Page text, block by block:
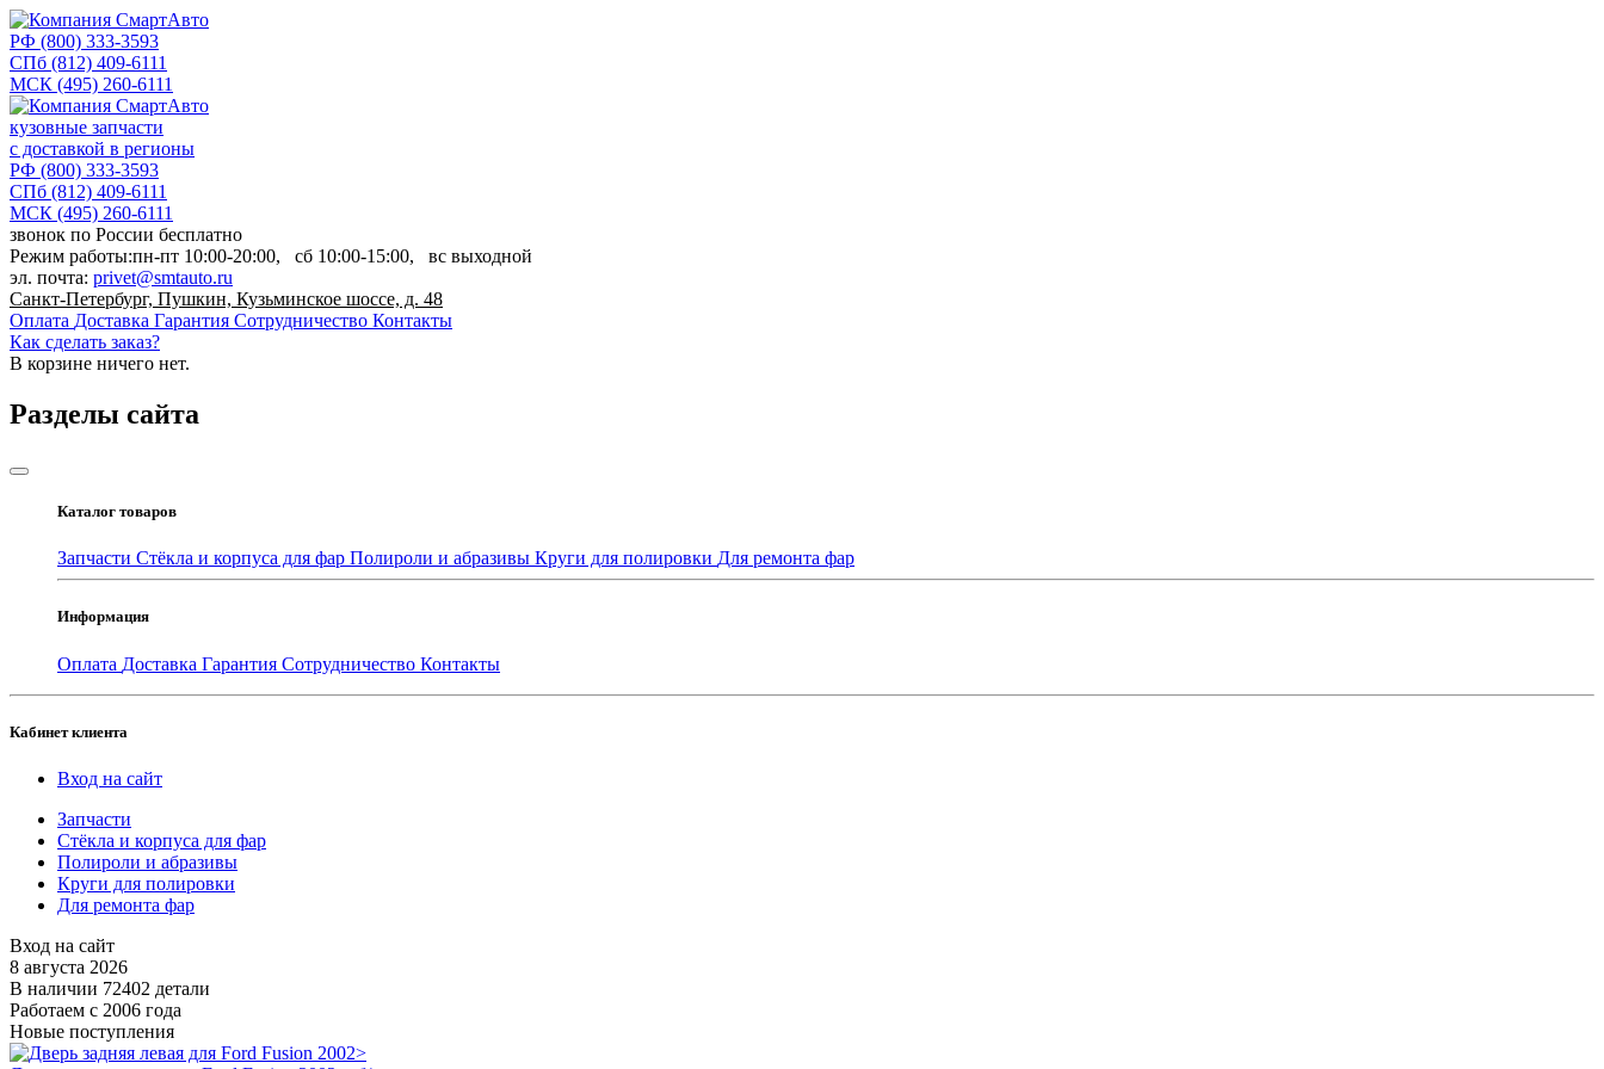
РФ (800) 333-3593
СПб (812) 409-6111
МСК (495) 260-6111
кузовные запчасти
с доставкой в регионы
РФ (800) 333-3593
СПб (812) 409-6111
МСК (495) 260-6111
звонок по России бесплатно
Режим работы:пн-пт 10:00-20:00, сб 10:00-15:00, вс выходной
эл. почта: privet@smtauto.ru
Санкт-Петербург, Пушкин, Кузьминское шоссе, д. 48
Оплата Доставка Гарантия Сотрудничество Контакты
Как сделать заказ?
В корзине ничего нет.
Разделы сайта
Каталог товаров
Запчасти Стёкла и корпуса для фар Полироли и абразивы Круги для полировки Для ремонта фар
Информация
Оплата Доставка Гарантия Сотрудничество Контакты
Кабинет клиента
Вход на сайт
Запчасти
Стёкла и корпуса для фар
Полироли и абразивы
Круги для полировки
Для ремонта фар
Вход на сайт
8 августа 2026
В наличии 72402 детали
Работаем с 2006 года
Новые поступления